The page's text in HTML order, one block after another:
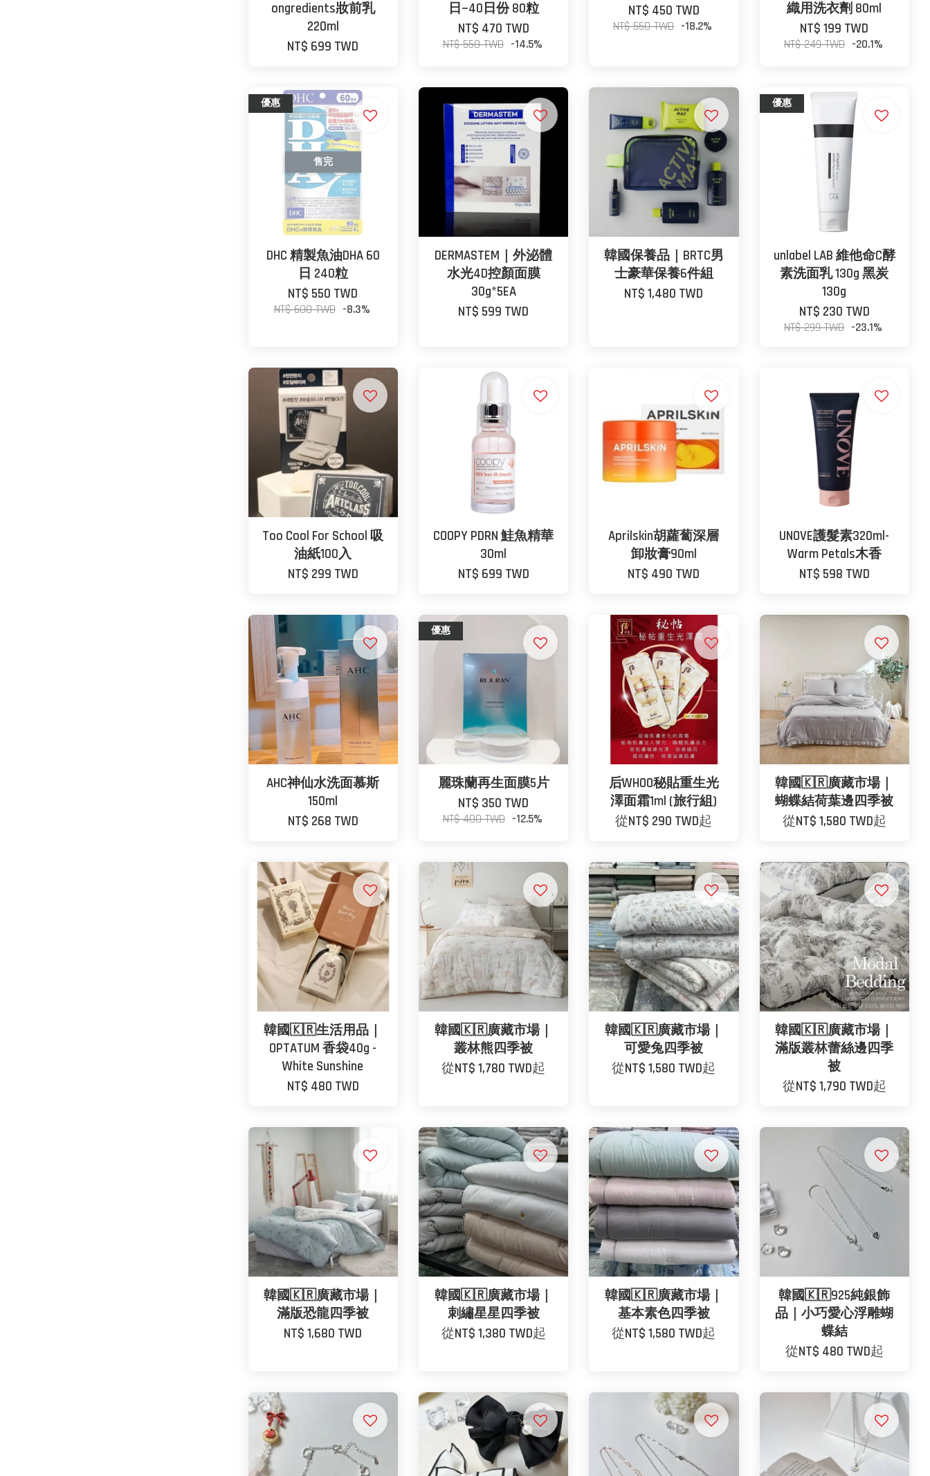
ongredients妝前乳
220ml
NT$ 699 TWD
日~40日份 80粒
NT$ 470 TWD
NT$ 550 TWD -14.5%
NT$ 450 TWD
NT$ 550 TWD -18.2%
織用洗衣劑 80ml
NT$ 199 TWD
NT$ 249 TWD -20.1%
優惠
售完
DHC 精製魚油DHA 60
日 240粒
NT$ 550 TWD
NT$ 600 TWD -8.3%
DERMASTEM｜外泌體
水光4D控顏面膜
30g*5EA
NT$ 599 TWD
韓國保養品｜BRTC男
士豪華保養6件組
NT$ 1,480 TWD
優惠
unlabel LAB 維他命C酵
素洗面乳 130g 黑炭
130g
NT$ 230 TWD
NT$ 299 TWD -23.1%
Too Cool For School 吸
油紙100入
NT$ 299 TWD
COOPY PDRN 鮭魚精華
30ml
NT$ 699 TWD
Aprilskin胡蘿蔔深層
卸妝膏90ml
NT$ 490 TWD
UNOVE護髮素320ml-
Warm Petals木香
NT$ 598 TWD
AHC神仙水洗面慕斯
150ml
NT$ 268 TWD
優惠
麗珠蘭再生面膜5片
NT$ 350 TWD
NT$ 400 TWD -12.5%
后WHOO秘貼重生光
澤面霜1ml (旅行組)
從NT$ 290 TWD起
韓國🇰🇷廣藏市場｜
蝴蝶結荷葉邊四季被
從NT$ 1,580 TWD起
韓國🇰🇷生活用品｜
OPTATUM 香袋40g -
White Sunshine
NT$ 480 TWD
韓國🇰🇷廣藏市場｜
叢林熊四季被
從NT$ 1,780 TWD起
韓國🇰🇷廣藏市場｜
可愛兔四季被
從NT$ 1,580 TWD起
韓國🇰🇷廣藏市場｜
滿版叢林蕾絲邊四季
被
從NT$ 1,790 TWD起
韓國🇰🇷廣藏市場｜
滿版恐龍四季被
NT$ 1,680 TWD
韓國🇰🇷廣藏市場｜
刺繡星星四季被
從NT$ 1,380 TWD起
韓國🇰🇷廣藏市場｜
基本素色四季被
從NT$ 1,580 TWD起
韓國🇰🇷925純銀飾
品｜小巧愛心浮雕蝴
蝶結
從NT$ 480 TWD起